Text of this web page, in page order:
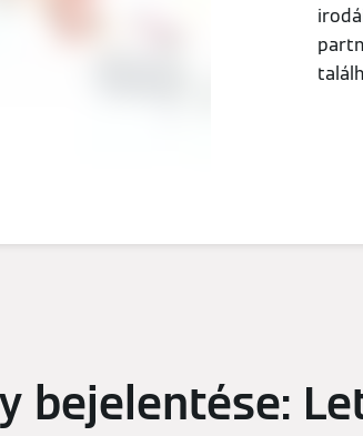
bejelentése: